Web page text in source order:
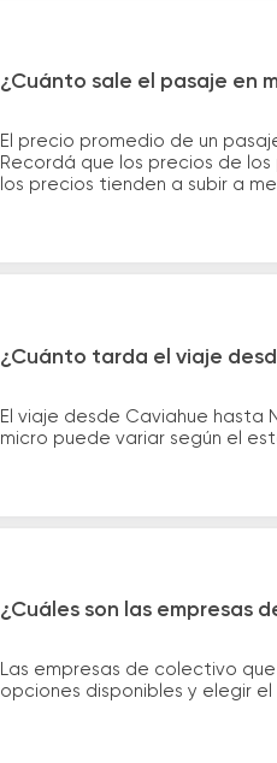
¿Cuánto sale el pasaje en
El precio promedio de un
Recordá que los precios de
los precios tienden a subir a
¿Cuánto tarda el viaje
El viaje desde Caviahue hasta
micro puede variar según el
¿Cuáles son las empresas
Las empresas de colectivo
opciones disponibles y elegir